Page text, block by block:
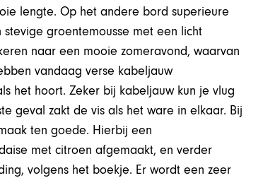
lengte. Op het andere bord superieure
groentemousse met een licht
naar een mooie zomeravond, waarvan
vandaag verse kabeljauw
het hoort. Zeker bij kabeljauw kun je vlug
geval zakt de vis als het ware in elkaar. Bij
ten goede. Hierbij een
met citroen afgemaakt, en verder
volgens het boekje. Er wordt een zeer